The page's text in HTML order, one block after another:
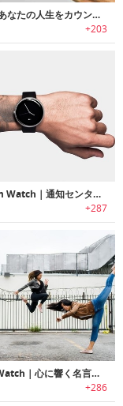
Tikker｜あなたの人生をカウントダウンする腕時計！
+203
Dagadam Watch｜通知センター/ヘルスフィットネス機能を搭載したカーブタッチベゼルスマートウォッチ「ダガダム」
+287
Quotes Watch｜心に響く名言を表示するリストウォッチ「クオーツウォッチ」
+286